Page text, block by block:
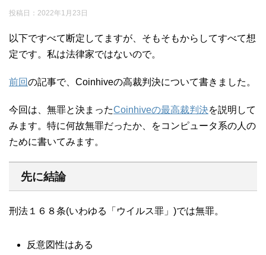
投稿日： 2022年1月23日
以下ですべて断定してますが、そもそもからしてすべて想
定です。私は法律家ではないので。
前回の記事で、Coinhiveの高裁判決について書きました。
今回は、無罪と決まったCoinhiveの最高裁判決を説明して
みます。特に何故無罪だったか、をコンピュータ系の人の
ために書いてみます。
先に結論
刑法１６８条(いわゆる「ウイルス罪」)では無罪。
反意図性はある